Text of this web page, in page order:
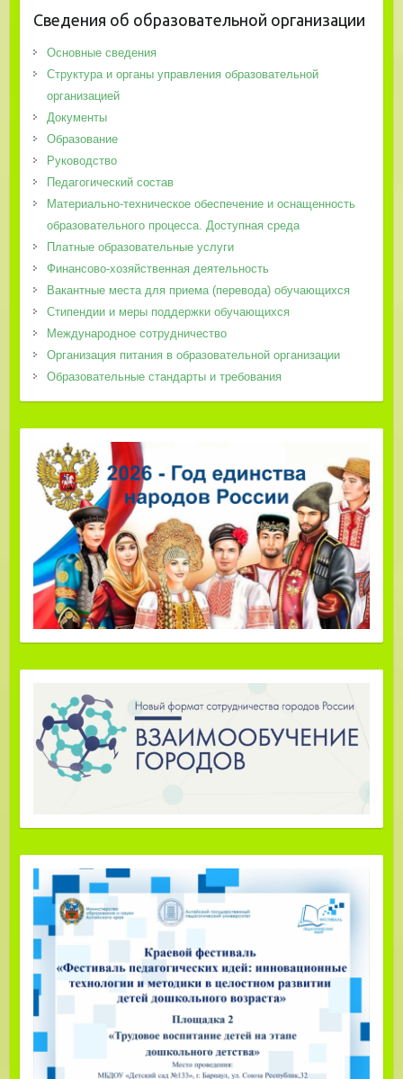
Сведения об образовательной организации
Основные сведения
Структура и органы управления образовательной
организацией
Документы
Образование
Руководство
Педагогический состав
Материально-техническое обеспечение и оснащенность
образовательного процесса. Доступная среда
Платные образовательные услуги
Финансово-хозяйственная деятельность
Вакантные места для приема (перевода) обучающихся
Стипендии и меры поддержки обучающихся
Международное сотрудничество
Организация питания в образовательной организации
Образовательные стандарты и требования